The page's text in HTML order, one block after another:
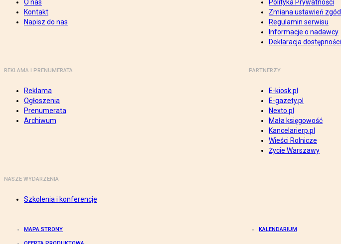
O nas
Kontakt
Napisz do nas
Polityka Prywatności
Zmiana ustawień zgód
Regulamin serwisu
Informacje o nadawcy
Deklaracja dostępności
REKLAMA I PRENUMERATA
Reklama
Ogłoszenia
Prenumerata
Archiwum
PARTNERZY
E-kiosk.pl
E-gazety.pl
Nexto.pl
Mała księgowość
Kancelarierp.pl
Wieści Rolnicze
Życie Warszawy
NASZE WYDARZENIA
Szkolenia i konferencje
MAPA STRONY KALENDARIUM